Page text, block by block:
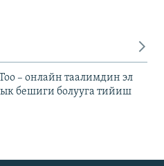
– онлайн таалимдин эл
бешиги болууга тийиш